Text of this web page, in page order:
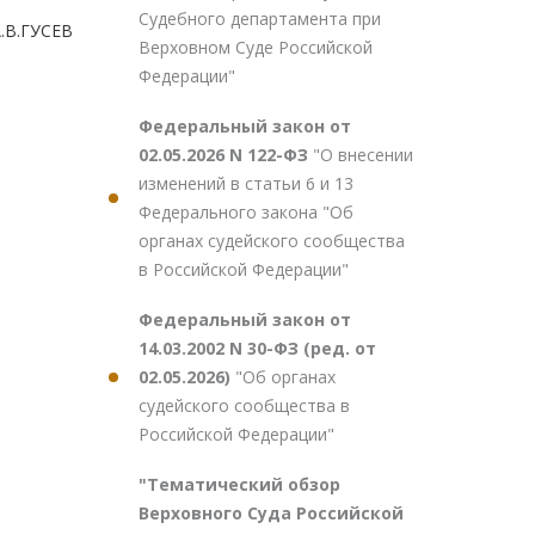
Судебного департамента при
Верховном Суде Российской
Федерации"
Федеральный закон от
02.05.2026 N 122-ФЗ "О внесении
изменений в статьи 6 и 13
Федерального закона "Об
органах судейского сообщества
в Российской Федерации"
Федеральный закон от
14.03.2002 N 30-ФЗ (ред. от
02.05.2026) "Об органах
судейского сообщества в
Российской Федерации"
"Тематический обзор
Верховного Суда Российской